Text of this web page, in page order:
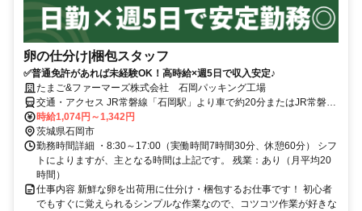
卵の仕分け|梱包スタッフ
✅普通免許があれば未経験OK！高時給×週5日で収入安定♪
たまご&ファーマーズ株式会社 石岡パッキング工場
交通・アクセス JR常磐線「石岡駅」より車で約20分またはJR常磐線
「神立駅」から車で5分 ※車通勤OK
時給1,074円～1,342円
茨城県石岡市
勤務時間詳細 ・8:30～17:00（実働時間7時間30分、休憩60分） シフ
トによりますが、主となる時間は上記です。 残業：あり（月平均20
時間）
仕事内容 新鮮な卵を出荷用に仕分け・梱包するお仕事です！ 初心者
でもすぐに覚えられるシンプルな作業なので、コツコツ作業が好きな